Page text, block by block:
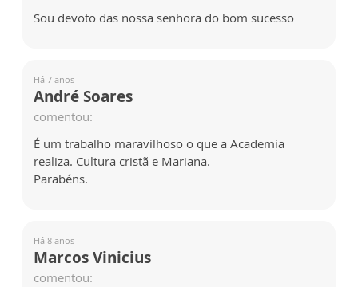
Sou devoto das nossa senhora do bom sucesso
Há 7 anos
André Soares
comentou:
É um trabalho maravilhoso o que a Academia
realiza. Cultura cristã e Mariana.
Parabéns.
Há 8 anos
Marcos Vinicius
comentou: